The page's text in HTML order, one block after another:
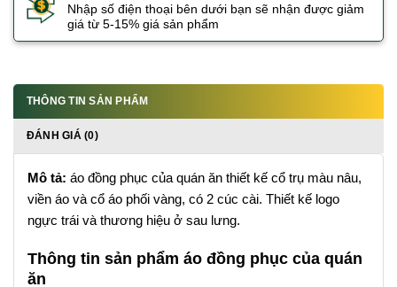
Nhập số điện thoại bên dưới bạn sẽ nhận được giảm
giá từ 5-15% giá sản phẩm
THÔNG TIN SẢN PHẨM
ĐÁNH GIÁ (0)
Mô tả: áo đồng phục của quán ăn thiết kế cổ trụ màu nâu,
viền áo và cổ áo phối vàng, có 2 cúc cài. Thiết kế logo
ngực trái và thương hiệu ở sau lưng.
Thông tin sản phẩm áo đồng phục của quán
ăn